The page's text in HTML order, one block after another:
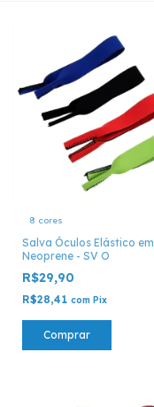
8 cores
Salva Óculos Elástico em
Neoprene - SV O
R$29,90
R$28,41 com Pix
Comprar